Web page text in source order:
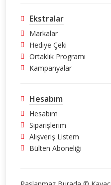
Ekstralar
Markalar
Hediye Çeki
Ortaklık Programı
Kampanyalar
Hesabım
Hesabım
Siparişlerim
Alışveriş Listem
Bülten Aboneliği